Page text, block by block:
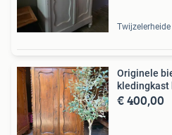
Twijzelerheide
Originele
€ 400,00